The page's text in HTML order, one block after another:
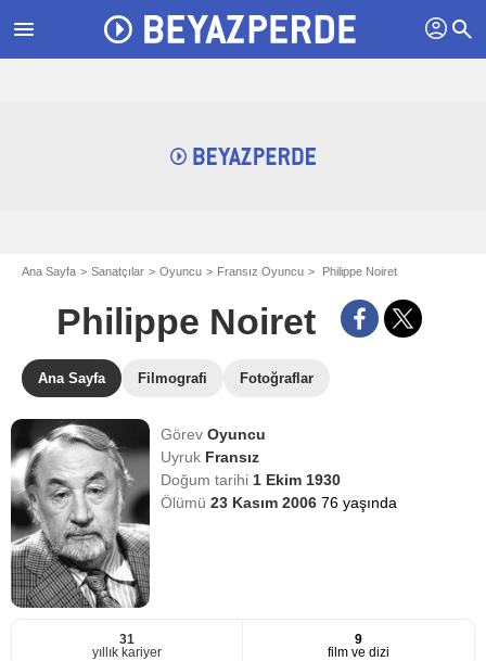
menu profil search
Ana Sayfa Sanatçılar Oyuncu Fransız Oyuncu Philippe Noiret
Philippe Noiret
Ana Sayfa Filmografi Fotoğraflar
GörevOyuncu
Uyruk Fransız
Doğum tarihi 1 Ekim 1930
Ölümü23 Kasım 200676 yaşında
31
yıllık kariyer
9
film ve dizi